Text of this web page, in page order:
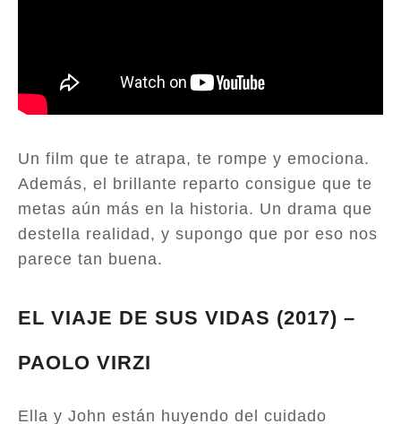
Un film que te atrapa, te rompe y emociona.
Además, el brillante reparto consigue que te
metas aún más en la historia. Un drama que
destella realidad, y supongo que por eso nos
parece tan buena.
EL VIAJE DE SUS VIDAS (2017) –
PAOLO VIRZI
Ella y John están huyendo del cuidado